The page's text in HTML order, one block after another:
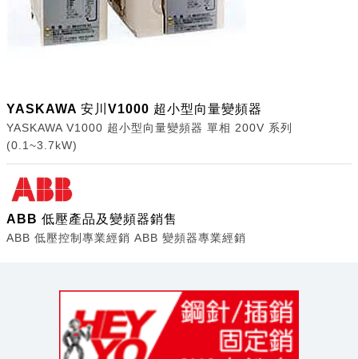
YASKAWA 安川V1000 超小型向量變頻器
YASKAWA V1000 超小型向量變頻器 單相 200V 系列
(0.1~3.7kW)
ABB 低壓產品及變頻器銷售
ABB 低壓控制專業經銷 ABB 變頻器專業經銷